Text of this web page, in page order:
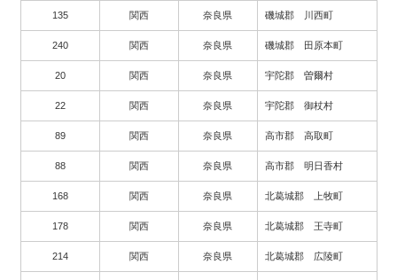
135 関西 奈良県 磯城郡 川西町
240 関西 奈良県 磯城郡 田原本町
20 関西 奈良県 宇陀郡 曽爾村
22 関西 奈良県 宇陀郡 御杖村
89 関西 奈良県 高市郡 高取町
88 関西 奈良県 高市郡 明日香村
168 関西 奈良県 北葛城郡 上牧町
178 関西 奈良県 北葛城郡 王寺町
214 関西 奈良県 北葛城郡 広陵町